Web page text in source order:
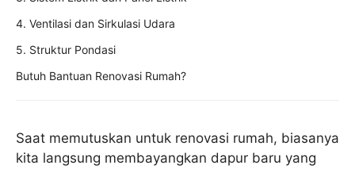
Saat memutuskan untuk renovasi rumah, biasanya
kita langsung membayangkan dapur baru yang
4. Ventilasi dan Sirkulasi Udara
5. Struktur Pondasi
Butuh Bantuan Renovasi Rumah?